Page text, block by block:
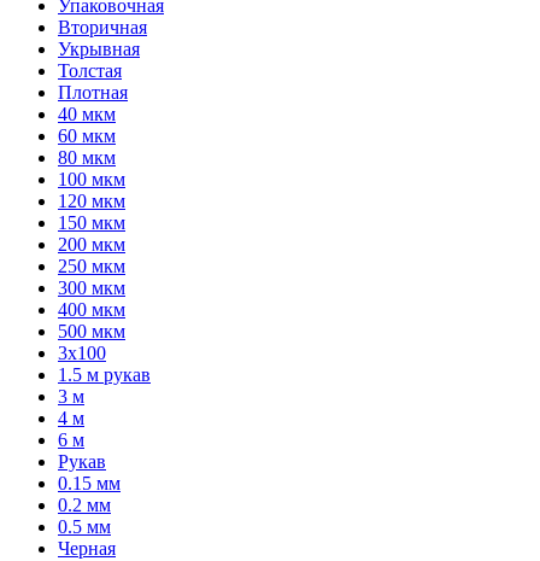
Упаковочная
Вторичная
Укрывная
Толстая
Плотная
40 мкм
60 мкм
80 мкм
100 мкм
120 мкм
150 мкм
200 мкм
250 мкм
300 мкм
400 мкм
500 мкм
3х100
1.5 м рукав
3 м
4 м
6 м
Рукав
0.15 мм
0.2 мм
0.5 мм
Черная